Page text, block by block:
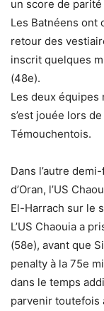
un score de parité
Les Batnéens ont
retour des
inscrit quelques
(48e).
Les deux équipes
s’est jouée lors
Témouchentois.
Dans l’autre
d’Oran, l’US
El-Harrach sur le
L’US Chaouia a
(58e), avant que
penalty à la 75e
dans le temps
parvenir toutefois